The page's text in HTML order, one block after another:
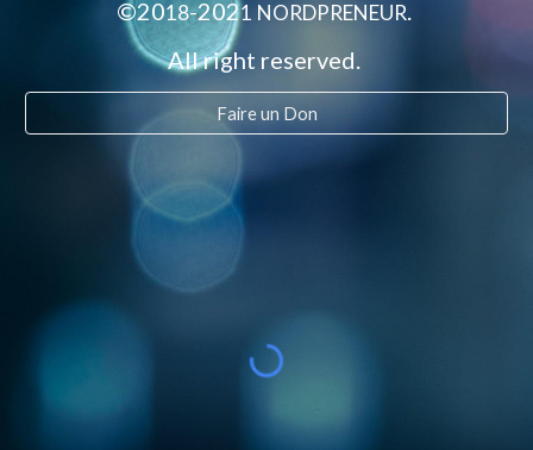
©2018-2021 NORDPRENEUR.
All right reserved.
Faire un Don